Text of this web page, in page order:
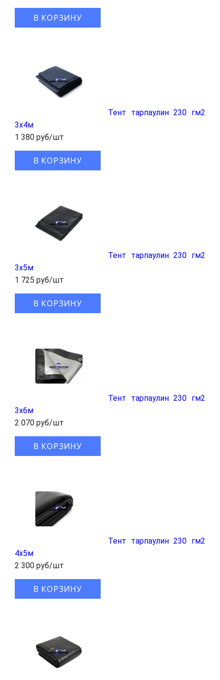
В КОРЗИНУ
Тент тарпаулин 230 гм2
3x4м
1 380 руб/шт
В КОРЗИНУ
Тент тарпаулин 230 гм2
3x5м
1 725 руб/шт
В КОРЗИНУ
Тент тарпаулин 230 гм2
3x6м
2 070 руб/шт
В КОРЗИНУ
Тент тарпаулин 230 гм2
4x5м
2 300 руб/шт
В КОРЗИНУ